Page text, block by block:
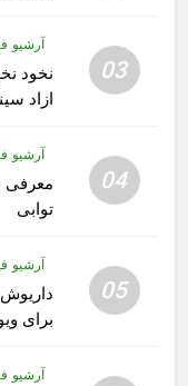
03
آرشیو
نخود
ازاد
04
آرشیو
معرفی
توابی
05
آرشیو
برای
آرشیو